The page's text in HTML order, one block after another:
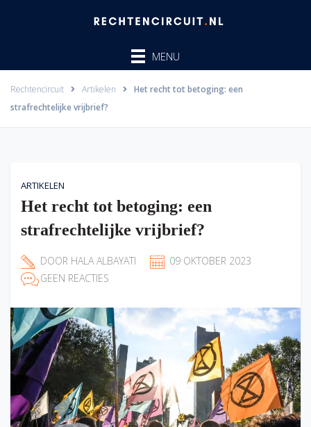
MENU
Rechtencircuit Artikelen
Het recht tot betoging: een
strafrechtelijke vrijbrief?
ARTIKELEN
Het recht tot betoging: een
strafrechtelijke vrijbrief?
DOOR HALA ALBAYATI
09 OKTOBER 2023
GEEN REACTIES